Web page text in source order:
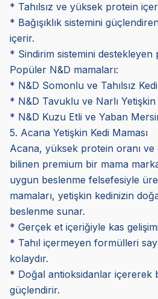
* Tahılsız ve yüksek protein
* Bağışıklık sistemini
içerir.
* Sindirim sistemini
Popüler N&D mamaları:
* N&D Somonlu ve Tahılsız
* N&D Tavuklu ve Narlı Yetişkin
* N&D Kuzu Etli ve Yaban
5. Acana Yetişkin Kedi Maması
Acana, yüksek protein oranı
bilinen premium bir mama
uygun beslenme felsefesiyle
mamaları, yetişkin kedinizin
beslenme sunar.
* Gerçek et içeriğiyle kas
* Tahıl içermeyen formülleri
kolaydır.
* Doğal antioksidanlar içererek
güçlendirir.